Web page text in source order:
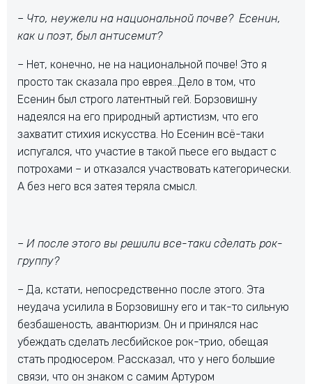
– Что, неужели на национальной почве? Есенин,
как и поэт, был антисемит?
– Нет, конечно, не на национальной почве! Это я
просто так сказала про еврея…Дело в том, что
Есенин был строго латентный гей. Борзовишну
надеялся на его природный артистизм, что его
захватит стихия искусства. Но Есенин всё-таки
испугался, что участие в такой пьесе его выдаст с
потрохами – и отказался участвовать категорически.
А без него вся затея теряла смысл.
– И после этого вы решили все-таки сделать рок-
группу?
– Да, кстати, непосредственно после этого. Эта
неудача усилила в Борзовишну его и так-то сильную
безбашеность, авантюризм. Он и принялся нас
убеждать сделать лесбийское рок-трио, обещая
стать продюсером. Рассказал, что у него большие
связи, что он знаком с самим Артуром